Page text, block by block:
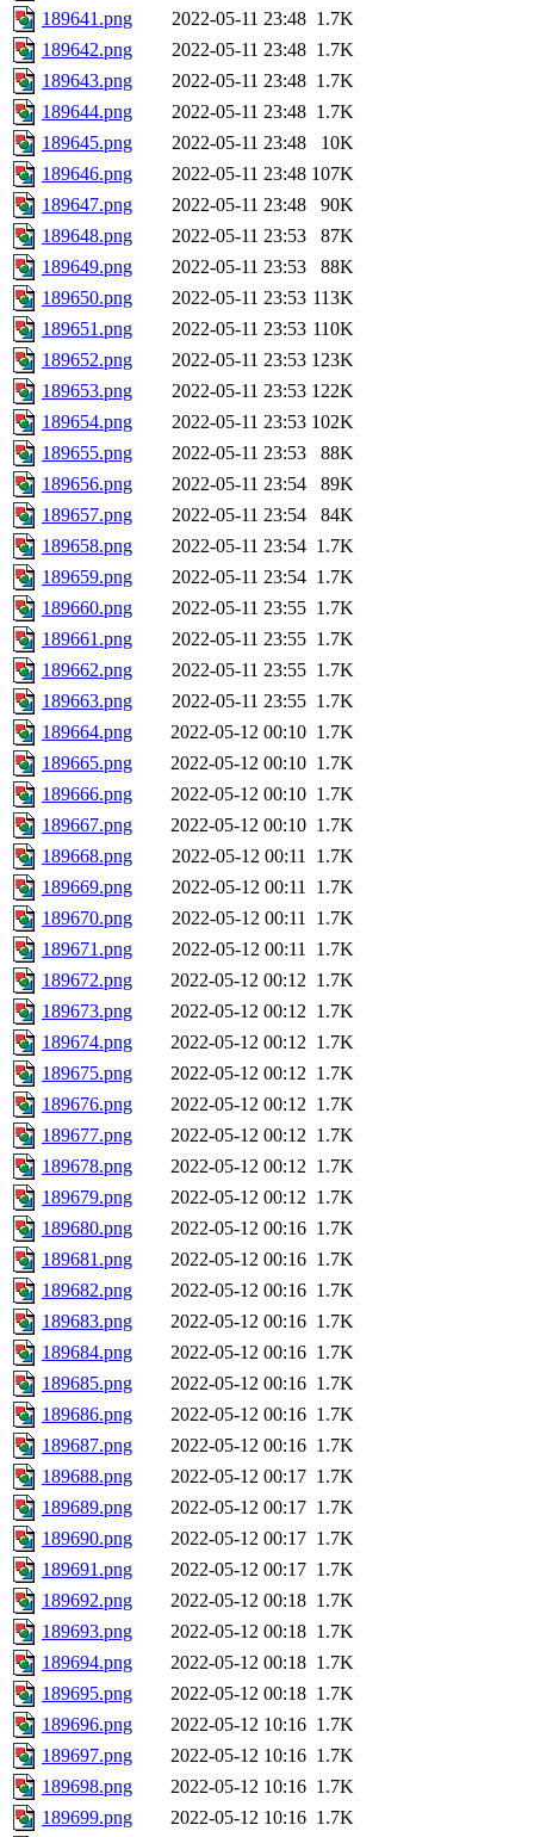
189641.png
2022-05-11 23:48 1.7K
189642.png
2022-05-11 23:48 1.7K
189643.png
2022-05-11 23:48 1.7K
189644.png
2022-05-11 23:48 1.7K
189645.png
2022-05-11 23:48
10K
189646.png
2022-05-11 23:48 107K
189647.png
2022-05-11 23:48
90K
189648.png
2022-05-11 23:53
87K
189649.png
2022-05-11 23:53
88K
189650.png
2022-05-11 23:53 113K
189651.png
2022-05-11 23:53 110K
189652.png
2022-05-11 23:53 123K
189653.png
2022-05-11 23:53 122K
189654.png
2022-05-11 23:53 102K
189655.png
2022-05-11 23:53
88K
189656.png
2022-05-11 23:54
89K
189657.png
2022-05-11 23:54
84K
189658.png
2022-05-11 23:54 1.7K
189659.png
2022-05-11 23:54 1.7K
189660.png
2022-05-11 23:55 1.7K
189661.png
2022-05-11 23:55 1.7K
189662.png
2022-05-11 23:55 1.7K
189663.png
2022-05-11 23:55 1.7K
189664.png
2022-05-12 00:10 1.7K
189665.png
2022-05-12 00:10 1.7K
189666.png
2022-05-12 00:10 1.7K
189667.png
2022-05-12 00:10 1.7K
189668.png
2022-05-12 00:11 1.7K
189669.png
2022-05-12 00:11 1.7K
189670.png
2022-05-12 00:11 1.7K
189671.png
2022-05-12 00:11 1.7K
189672.png
2022-05-12 00:12 1.7K
189673.png
2022-05-12 00:12 1.7K
189674.png
2022-05-12 00:12 1.7K
189675.png
2022-05-12 00:12 1.7K
189676.png
2022-05-12 00:12 1.7K
189677.png
2022-05-12 00:12 1.7K
189678.png
2022-05-12 00:12 1.7K
189679.png
2022-05-12 00:12 1.7K
189680.png
2022-05-12 00:16 1.7K
189681.png
2022-05-12 00:16 1.7K
189682.png
2022-05-12 00:16 1.7K
189683.png
2022-05-12 00:16 1.7K
189684.png
2022-05-12 00:16 1.7K
189685.png
2022-05-12 00:16 1.7K
189686.png
2022-05-12 00:16 1.7K
189687.png
2022-05-12 00:16 1.7K
189688.png
2022-05-12 00:17 1.7K
189689.png
2022-05-12 00:17 1.7K
189690.png
2022-05-12 00:17 1.7K
189691.png
2022-05-12 00:17 1.7K
189692.png
2022-05-12 00:18 1.7K
189693.png
2022-05-12 00:18 1.7K
189694.png
2022-05-12 00:18 1.7K
189695.png
2022-05-12 00:18 1.7K
189696.png
2022-05-12 10:16 1.7K
189697.png
2022-05-12 10:16 1.7K
189698.png
2022-05-12 10:16 1.7K
189699.png
2022-05-12 10:16 1.7K